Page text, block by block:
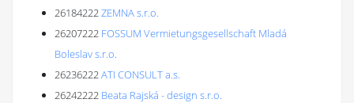
26184222ZEMNA s.r.o.
26207222 FOSSUM Vermietungsgesellschaft Mladá
Boleslav s.r.o.
26236222ATI CONSULT a.s.
26242222 Beata Rajská - design s.r.o.